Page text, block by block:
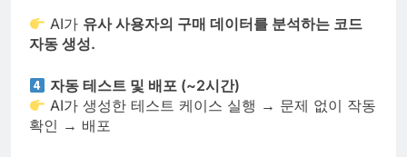
AI가 유사 사용자의 구매 데이터를 분석하는 코드
자동 생성.
자동 테스트 및 배포 (~2시간)
AI가 생성한 테스트 케이스 실행 → 문제 없이 작동
확인 → 배포